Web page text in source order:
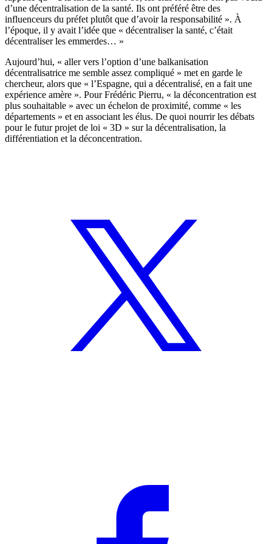
d’une décentralisation de la santé. Ils ont préféré être des
influenceurs du préfet plutôt que d’avoir la responsabilité ». À
l’époque, il y avait l’idée que « décentraliser la santé, c’était
décentraliser les emmerdes… »
Aujourd’hui, « aller vers l’option d’une balkanisation
décentralisatrice me semble assez compliqué » met en garde le
chercheur, alors que « l’Espagne, qui a décentralisé, en a fait une
expérience amère ». Pour Frédéric Pierru, « la déconcentration est
plus souhaitable » avec un échelon de proximité, comme « les
départements » et en associant les élus. De quoi nourrir les débats
pour le futur projet de loi « 3D » sur la décentralisation, la
différentiation et la déconcentration.